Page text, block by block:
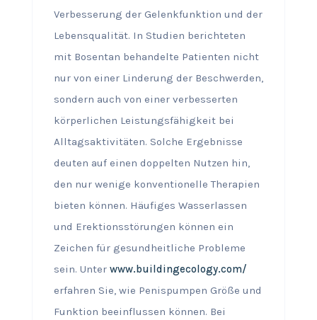
Verbesserung der Gelenkfunktion und der
Lebensqualität. In Studien berichteten
mit Bosentan behandelte Patienten nicht
nur von einer Linderung der Beschwerden,
sondern auch von einer verbesserten
körperlichen Leistungsfähigkeit bei
Alltagsaktivitäten. Solche Ergebnisse
deuten auf einen doppelten Nutzen hin,
den nur wenige konventionelle Therapien
bieten können. Häufiges Wasserlassen
und Erektionsstörungen können ein
Zeichen für gesundheitliche Probleme
sein. Unter www.buildingecology.com/
erfahren Sie, wie Penispumpen Größe und
Funktion beeinflussen können. Bei